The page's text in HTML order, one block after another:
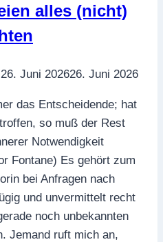
alles (nicht)
26. Juni 202626. Juni 2026
das Entscheidende; hat
so muß der Rest
Notwendigkeit
Fontane) Es gehört zum
bei Anfragen nach
und unvermittelt recht
noch unbekannten
Jemand ruft mich an,